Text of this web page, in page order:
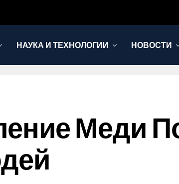
НАУКА И ТЕХНОЛОГИИ НОВОСТИ
Меди